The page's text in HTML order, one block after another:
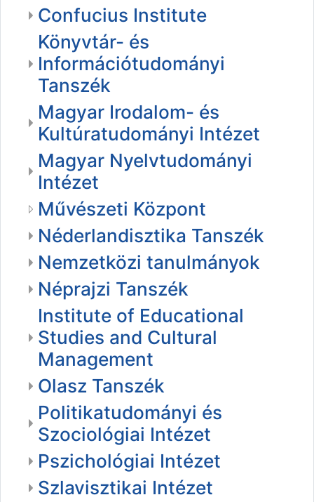
Confucius Institute
Könyvtár- és
Információtudományi
Tanszék
Magyar Irodalom- és
Kultúratudományi Intézet
Magyar Nyelvtudományi
Intézet
Művészeti Központ
Néderlandisztika Tanszék
Nemzetközi tanulmányok
Néprajzi Tanszék
Institute of Educational
Studies and Cultural
Management
Olasz Tanszék
Politikatudományi és
Szociológiai Intézet
Pszichológiai Intézet
Szlavisztikai Intézet